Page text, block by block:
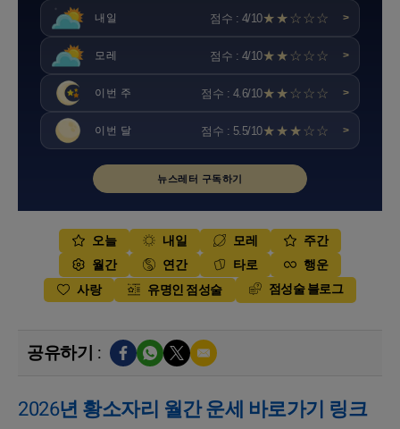
내일 점수 : 4/10★★☆☆☆ >
모레 점수 : 4/10★★☆☆☆ >
이번 주 점수 : 4.6/10★★☆☆☆ >
이번 달 점수 : 5.5/10★★★☆☆ >
뉴스레터 구독하기
오늘 내일 모레
주간
월간
연간 타로
행운
사랑
유명인 점성술 점성술 블로그
공유하기 :
2026년 황소자리 월간 운세 바로가기 링크